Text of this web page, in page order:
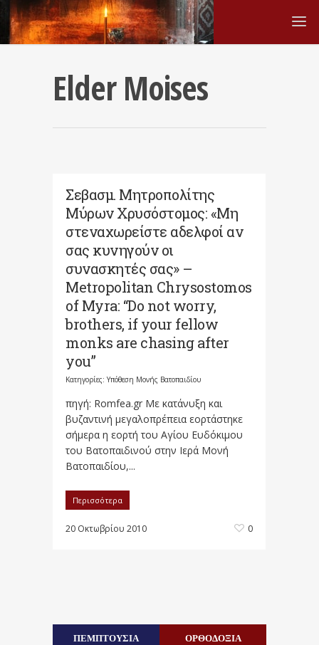
Elder Moises
Σεβασμ. Μητροπολίτης
Μύρων Χρυσόστομος: «Μη
στεναχωρείστε αδελφοί αν
σας κυνηγούν οι
συνασκητές σας» –
Metropolitan Chrysostomos
of Myra: “Do not worry,
brothers, if your fellow
monks are chasing after
you”
Κατηγορίες: Υπόθεση Μονής Βατοπαιδίου
πηγή: Romfea.gr Με κατάνυξη και
βυζαντινή μεγαλοπρέπεια εορτάστηκε
σήμερα η εορτή του Αγίου Ευδόκιμου
του Βατοπαιδινού στην Ιερά Μονή
Βατοπαιδίου,...
Περισσότερα
20 Οκτωβρίου 2010 0
ΠΕΜΠΤΟΥΣΙΑ ΟΡΘΟΔΟΞΙΑ